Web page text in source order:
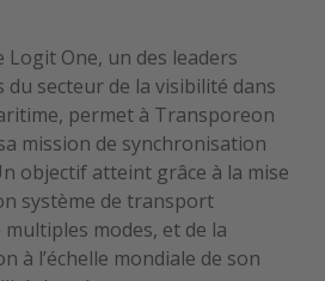
Logit One, un des leaders
du secteur de la visibilité dans
permet à Transporeon
mission de synchronisation
objectif atteint grâce à la mise
système de transport
modes, et de la
à l’échelle mondiale de son